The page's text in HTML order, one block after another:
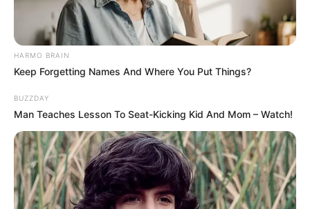
HARMO BRAIN
Keep Forgetting Names And Where You Put Things?
BUZZDAY
Man Teaches Lesson To Seat-Kicking Kid And Mom – Watch!